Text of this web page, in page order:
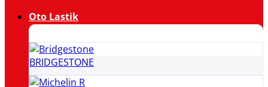
Oto Lastik
BRIDGESTONE